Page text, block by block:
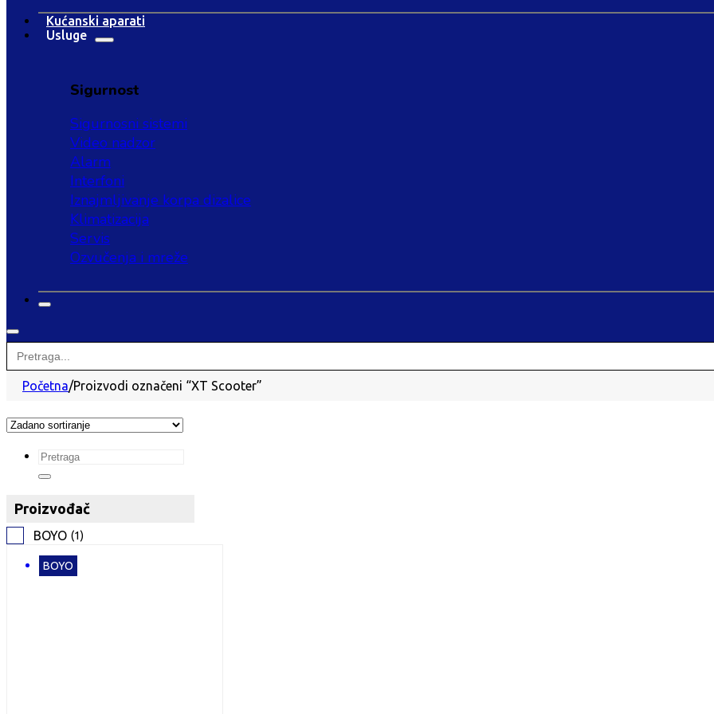
Kućanski aparati
Usluge
Sigurnost
Sigurnosni sistemi
Video nadzor
Alarm
Interfoni
Iznajmljivanje korpa dizalice
Klimatizacija
Servis
Ozvučenja i mreže
Search
for:
Početna/Proizvodi označeni “XT Scooter”
Search
Proizvođač
BOYO (1)
BOYO